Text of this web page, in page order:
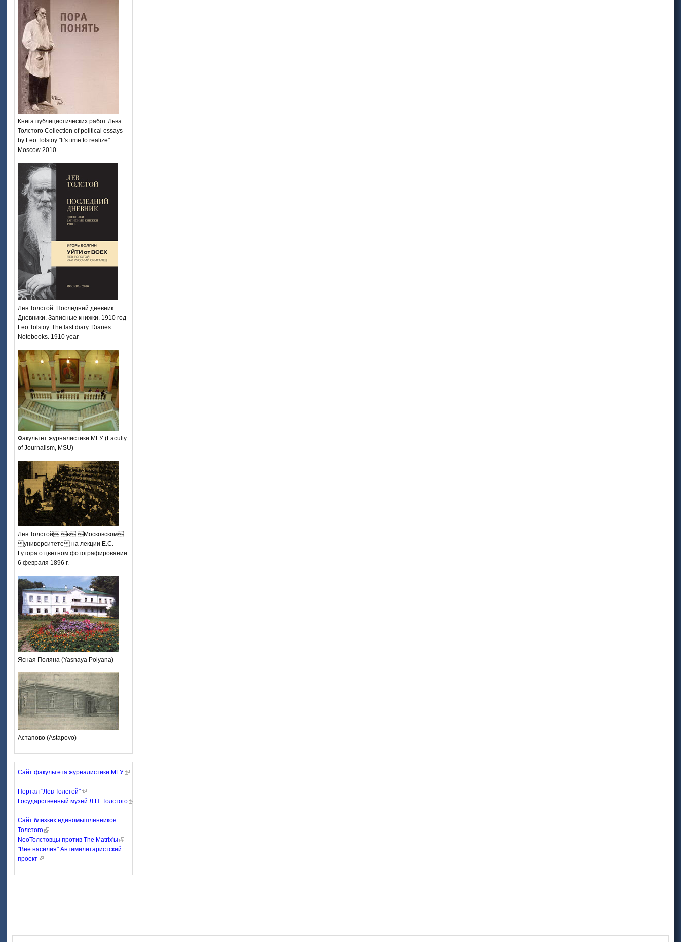
Книга публицистических работ Льва
Толстого Collection of political essays
by Leo Tolstoy "It's time to realize"
Moscow 2010
Лев Толстой. Последний дневник.
Дневники. Записные книжки. 1910 год
Leo Tolstoy. The last diary. Diaries.
Notebooks. 1910 year
Факультет журналистики МГУ (Faculty
of Journalism, MSU)
Лев Толстой в Московском
университете на лекции Е.С.
Гутора о цветном фотографировании
6 февраля 1896 г.
Ясная Поляна (Yasnaya Polyana)
Астапово (Astapovo)
Сайт факультета журналистики МГУ
Портал "Лев Толстой"
Государственный музей Л.Н. Толстого
Сайт близких единомышленников
Толстого
NeoТолстовцы против The Matrix'ы
"Вне насилия" Антимилитаристский
проект